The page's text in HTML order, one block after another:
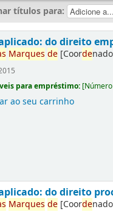
títulos para:
do direito
Marques de [Coorde
para empréstimo: [
ao seu carrinho
do direito
Marques de [Coorde